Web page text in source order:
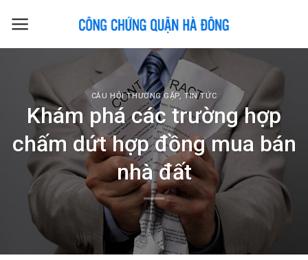
CÂU HỎI THƯỜNG GẶP,TIN TỨC
Khám phá các trường hợp
chấm dứt hợp đồng mua bán
nhà đất